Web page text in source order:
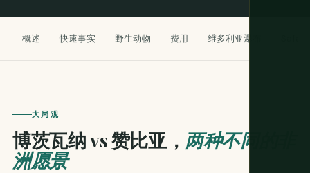
概述 快速事实 野生动物 费用 维多利亚瀑布
大局观
博茨瓦纳 vs 赞比亚， 两种不同的非
洲愿景